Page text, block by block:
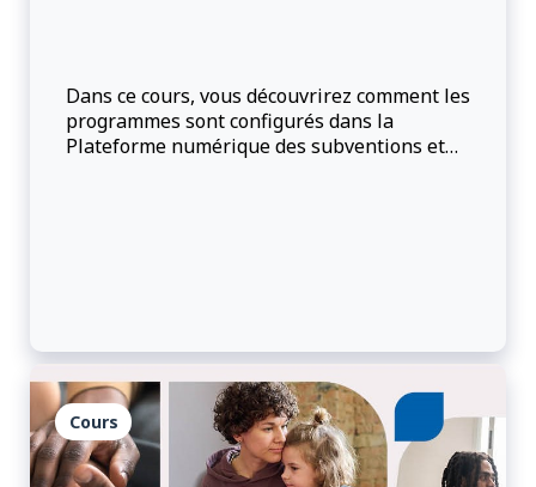
Dans ce cours, vous découvrirez comment les
programmes sont configurés dans la
Plateforme numérique des subventions et
Cours